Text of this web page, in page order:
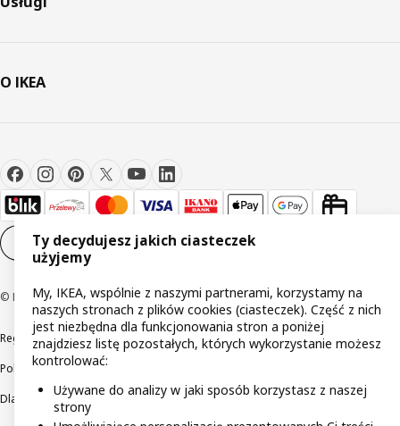
O IKEA
Ustawienia plików cookie PL
© Inter IKEA Systems B.V 1999-2026
RegulaminyPolityka prywatnościWycofane produkty
Polityka odpowiedzialnego ujawniania informacji
Dla akcjonariuszy IKEA Distribution
Ty decydujesz jakich ciasteczek
użyjemy
My, IKEA, wspólnie z naszymi partnerami, korzystamy na
naszych stronach z plików cookies (ciasteczek). Część z nich
jest niezbędna dla funkcjonowania stron a poniżej
znajdziesz listę pozostałych, których wykorzystanie możesz
kontrolować:
Używane do analizy w jaki sposób korzystasz z naszej
strony